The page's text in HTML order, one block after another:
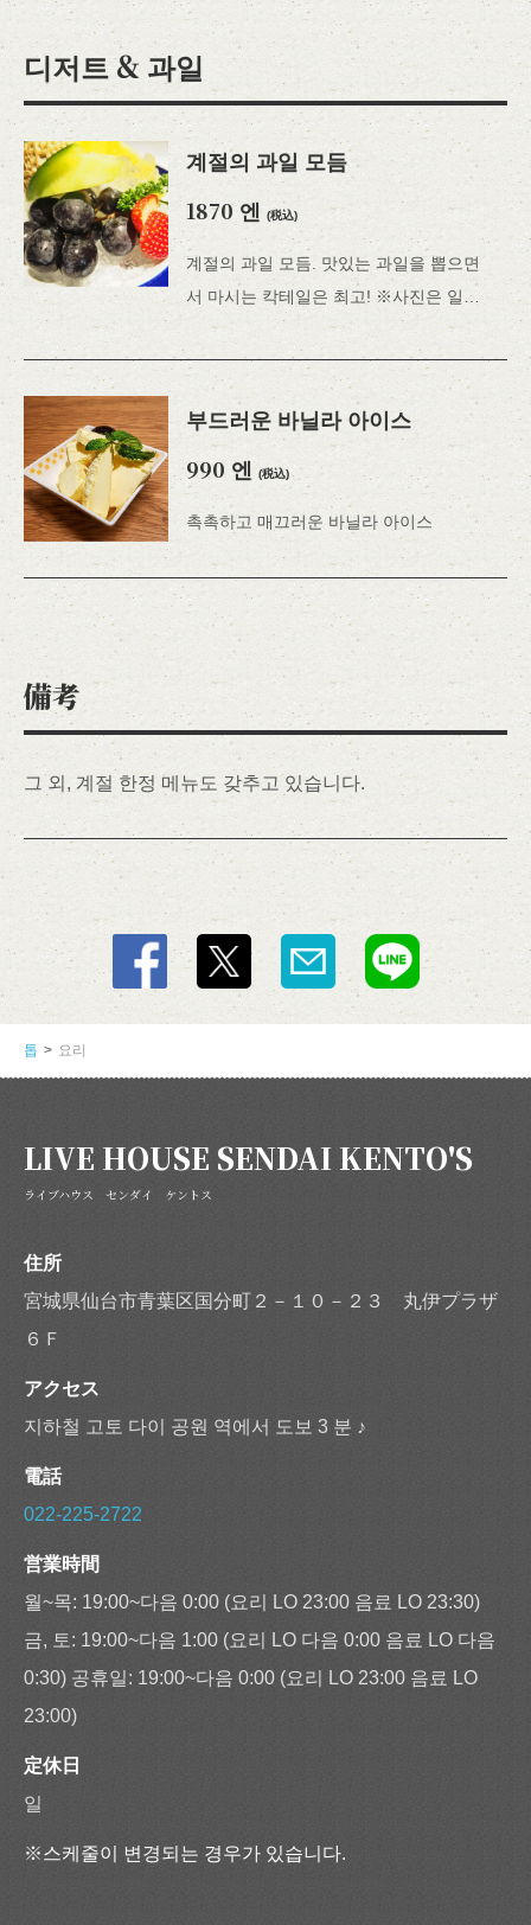
디저트 & 과일
계절의 과일 모듬
1870 엔 (税込)
계절의 과일 모듬. 맛있는 과일을 뽑으면
서 마시는 칵테일은 최고! ※사진은 일례입니다.계절에 따라 내용은 바뀝니다♫
부드러운 바닐라 아이스
990 엔
(税込)
촉촉하고 매끄러운 바닐라 아이스
備考
그 외, 계절 한정 메뉴도 갖추고 있습니다.
톱 요리
LIVE HOUSE SENDAI KENTO'S
ライブハウス センダイ ケントス
住所
宮城県仙台市青葉区国分町２－１０－２３ 丸伊プラザ
６Ｆ
アクセス
지하철 고토 다이 공원 역에서 도보 3 분 ♪
電話
022-225-2722
営業時間
월~목: 19:00~다음 0:00 (요리 LO 23:00 음료 LO 23:30)
금, 토: 19:00~다음 1:00 (요리 LO 다음 0:00 음료 LO 다음
0:30) 공휴일: 19:00~다음 0:00 (요리 LO 23:00 음료 LO
23:00)
定休日
일
※스케줄이 변경되는 경우가 있습니다.